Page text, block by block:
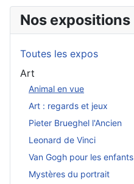
Nos expositions
Toutes les expos
Art
Animal en vue
Art : regards et jeux
Pieter Brueghel l'Ancien
Leonard de Vinci
Van Gogh pour les enfants
Mystères du portrait